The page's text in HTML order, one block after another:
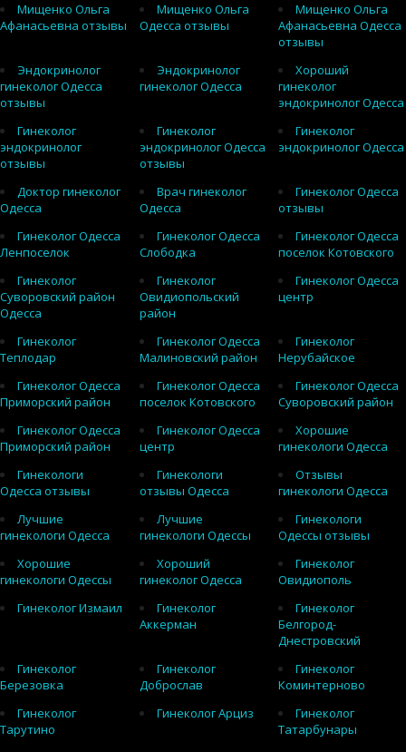
Мищенко Ольга
Афанасьевна отзывы
Мищенко Ольга
Одесса отзывы
Мищенко Ольга
Афанасьевна Одесса
отзывы
Эндокринолог
гинеколог Одесса
отзывы
Эндокринолог
гинеколог Одесса
Хороший
гинеколог
эндокринолог Одесса
Гинеколог
эндокринолог
отзывы
Гинеколог
эндокринолог Одесса
отзывы
Гинеколог
эндокринолог Одесса
Доктор гинеколог
Одесса
Врач гинеколог
Одесса
Гинеколог Одесса
отзывы
Гинеколог Одесса
Ленпоселок
Гинеколог Одесса
Слободка
Гинеколог Одесса
поселок Котовского
Гинеколог
Суворовский район
Одесса
Гинеколог
Овидиопольский
район
Гинеколог Одесса
центр
Гинеколог
Теплодар
Гинеколог Одесса
Малиновский район
Гинеколог
Нерубайское
Гинеколог Одесса
Приморский район
Гинеколог Одесса
поселок Котовского
Гинеколог Одесса
Суворовский район
Гинеколог Одесса
Приморский район
Гинеколог Одесса
центр
Хорошие
гинекологи Одесса
Гинекологи
Одесса отзывы
Гинекологи
отзывы Одесса
Отзывы
гинекологи Одесса
Лучшие
гинекологи Одесса
Лучшие
гинекологи Одессы
Гинекологи
Одессы отзывы
Хорошие
гинекологи Одессы
Хороший
гинеколог Одесса
Гинеколог
Овидиополь
Гинеколог Измаил
Гинеколог
Аккерман
Гинеколог
Белгород-
Днестровский
Гинеколог
Березовка
Гинеколог
Доброслав
Гинеколог
Коминтерново
Гинеколог
Тарутино
Гинеколог Арциз
Гинеколог
Татарбунары